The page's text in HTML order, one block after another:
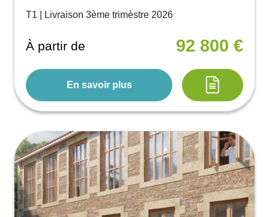
T1 | Livraison 3ème trimèstre 2026
À partir de 92 800 €
En savoir plus